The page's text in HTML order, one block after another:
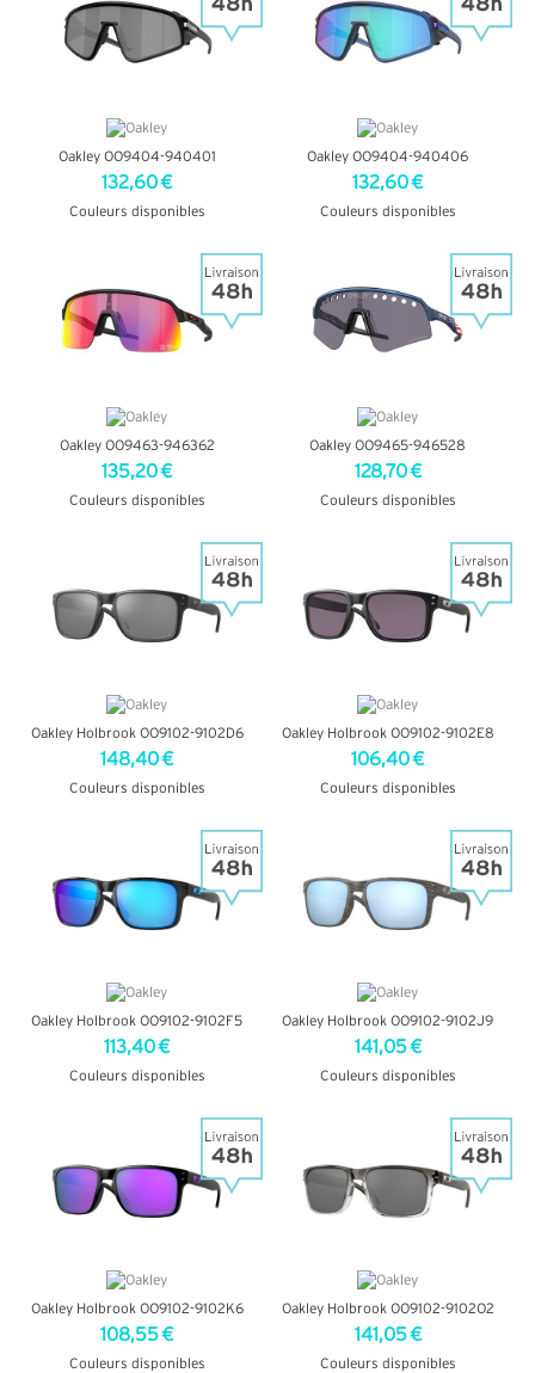
Oakley OO9404-940401
132,60 €
Couleurs disponibles
Oakley OO9404-940406
132,60 €
Couleurs disponibles
Oakley OO9463-946362
135,20 €
Couleurs disponibles
Oakley OO9465-946528
128,70 €
Couleurs disponibles
Oakley Holbrook OO9102-9102D6
148,40 €
Couleurs disponibles
Oakley Holbrook OO9102-9102E8
106,40 €
Couleurs disponibles
Oakley Holbrook OO9102-9102F5
113,40 €
Couleurs disponibles
Oakley Holbrook OO9102-9102J9
141,05 €
Couleurs disponibles
Oakley Holbrook OO9102-9102K6
108,55 €
Couleurs disponibles
Oakley Holbrook OO9102-9102O2
141,05 €
Couleurs disponibles